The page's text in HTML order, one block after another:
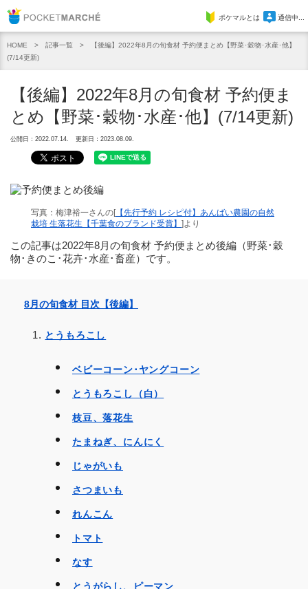
Pocket Marcheポケマルとは 通信中...
HOME 記事一覧
【後編】2022年8月の旬食材 予約便まとめ【野菜･穀物･水産･他】
(7/14更新)
【後編】2022年8月の旬食材 予約便ま
とめ【野菜･穀物･水産･他】(7/14更新)
公開日：2022.07.14. 更新日：2023.08.09.
写真：梅津裕一さんの[【先行予約 レシピ付】あんばい農園の自然
栽培 生落花生【千葉食のブランド受賞】 ]より
この記事は2022年8月の旬食材 予約便まとめ後編（野菜･穀
物･きのこ･花卉･水産･畜産）です。
8月の旬食材 目次【後編】
とうもろこし
ベビーコーン･ヤングコーン
とうもろこし（白）
枝豆、落花生
たまねぎ、にんにく
じゃがいも
さつまいも
れんこん
トマト
なす
とうがらし、ピーマン